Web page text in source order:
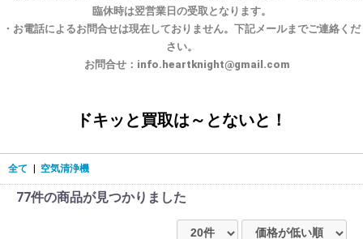
臨休時は翌営業日の受取となります。
・お電話によるお問合せは現在しておりません。下記メールまでご連絡くだ
さい。
お問合せ：info.heartknight@gmail.com
ドキッと買取は～とないと！
全て 空気清浄機
77件の商品が見つかりました